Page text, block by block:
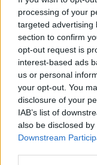
processing of your
targeted advertising
section to confirm
opt-out request is
interest-based ads
us or personal
your opt-out. You
disclosure of your
IAB’s list of
also be disclosed
Downstream
A Barcelonában
kalandjait látva
az Erasmus